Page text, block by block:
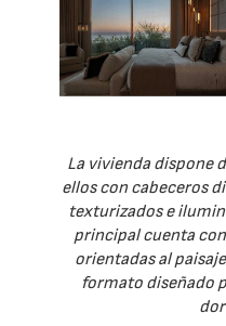
La vivienda dispone
ellos con cabeceros
texturizados e
principal cuenta
orientadas al
formato diseñado